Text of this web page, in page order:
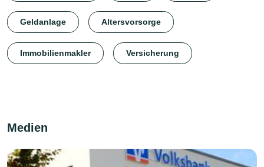
Geldanlage Altersvorsorge
Immobilienmakler Versicherung
Medien